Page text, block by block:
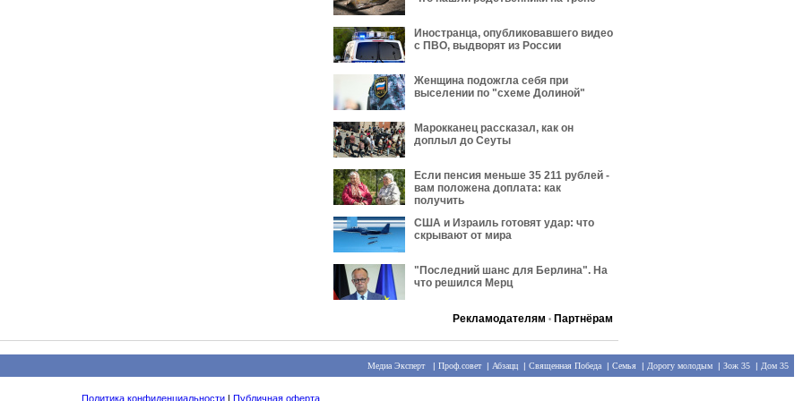
Иностранца, опубликовавшего видео
с ПВО, выдворят из России
Женщина подожгла себя при
выселении по "схеме Долиной"
Марокканец рассказал, как он
доплыл до Сеуты
Если пенсия меньше 35 211 рублей -
вам положена доплата: как
получить
США и Израиль готовят удар: что
скрывают от мира
"Последний шанс для Берлина". На
что решился Мерц
Рекламодателям • Партнёрам
Медиа Эксперт| Проф.совет| Абзацц | Священная Победа | Семья | Дорогу молодым | Зож 35 | Дом 35
Политика конфиденциальности | Публичная оферта